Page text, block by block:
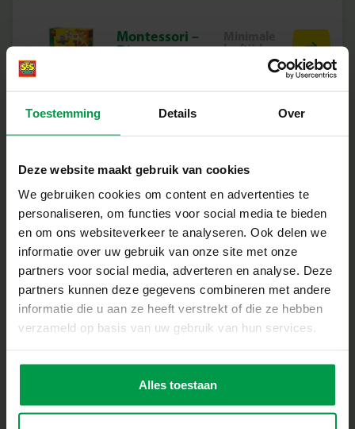
Toestemming Details Over
Deze website maakt gebruik van cookies
We gebruiken cookies om content en advertenties te
personaliseren, om functies voor social media te bieden
en om ons websiteverkeer te analyseren. Ook delen we
informatie over uw gebruik van onze site met onze
partners voor social media, adverteren en analyse. Deze
partners kunnen deze gegevens combineren met andere
informatie die u aan ze heeft verstrekt of die ze hebben
verzameld op basis van uw gebruik van hun services.
Alles toestaan
Montessori –
Dieren vormen leeftijd
Montessori –
Kleuren en
materialen
sorteren
leeftijd
Montessori –
Vormen
knippen
leeftijd
3+